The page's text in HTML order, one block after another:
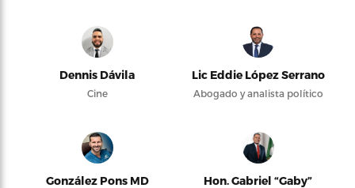
Dennis Dávila
Cine
Lic Eddie López Serrano
Abogado y analista político
González Pons MD
Hon. Gabriel “Gaby”